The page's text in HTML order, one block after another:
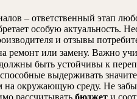
– ответственный этап
особую актуальность.
и отзывы
ремонт или замену. Важно
быть устойчивы к
выдерживать
на окружающую среду. Не
рассчитывать бюджет и